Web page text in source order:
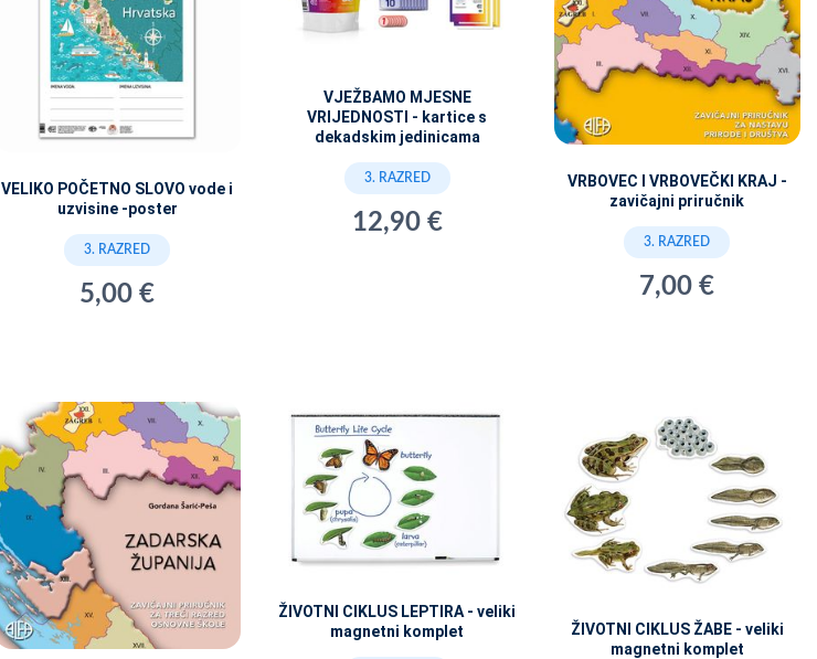
VELIKO POČETNO SLOVO vode i
uzvisine -poster
3. RAZRED
5,00 €
VJEŽBAMO MJESNE
VRIJEDNOSTI - kartice s
dekadskim jedinicama
3. RAZRED
12,90 €
VRBOVEC I VRBOVEČKI KRAJ -
zavičajni priručnik
3. RAZRED
7,00 €
ŽIVOTNI CIKLUS LEPTIRA - veliki
magnetni komplet
ŽIVOTNI CIKLUS ŽABE - veliki
magnetni komplet